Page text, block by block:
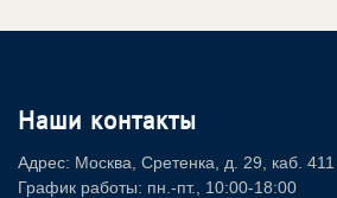
Наши контакты
Адрес: Москва, Сретенка, д. 29, каб. 411
График работы: пн.-пт., 10:00-18:00